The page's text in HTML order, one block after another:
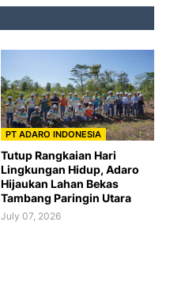
PT ADARO INDONESIA
Tutup Rangkaian Hari
Lingkungan Hidup, Adaro
Hijaukan Lahan Bekas
Tambang Paringin Utara
July 07, 2026